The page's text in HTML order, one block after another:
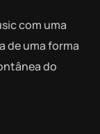
com uma
de uma forma
do